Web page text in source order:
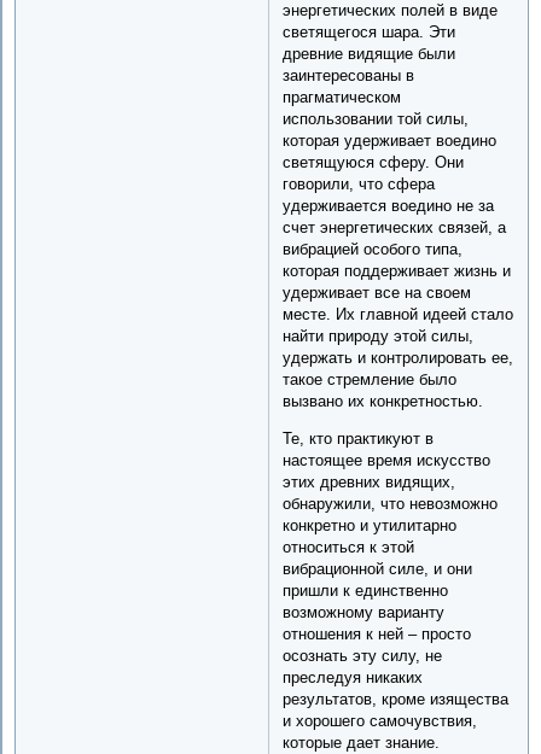
энергетических полей в виде
светящегося шара. Эти
древние видящие были
заинтересованы в
прагматическом
использовании той силы,
которая удерживает воедино
светящуюся сферу. Они
говорили, что сфера
удерживается воедино не за
счет энергетических связей, а
вибрацией особого типа,
которая поддерживает жизнь и
удерживает все на своем
месте. Их главной идеей стало
найти природу этой силы,
удержать и контролировать ее,
такое стремление было
вызвано их конкретностью.
Те, кто практикуют в
настоящее время искусство
этих древних видящих,
обнаружили, что невозможно
конкретно и утилитарно
относиться к этой
вибрационной силе, и они
пришли к единственно
возможному варианту
отношения к ней – просто
осознать эту силу, не
преследуя никаких
результатов, кроме изящества
и хорошего самочувствия,
которые дает знание.